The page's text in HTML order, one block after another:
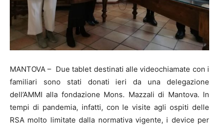
MANTOVA – Due tablet destinati alle videochiamate con i
familiari sono stati donati ieri da una delegazione
dell’AMMI alla fondazione Mons. Mazzali di Mantova. In
tempi di pandemia, infatti, con le visite agli ospiti delle
RSA molto limitate dalla normativa vigente, i device per